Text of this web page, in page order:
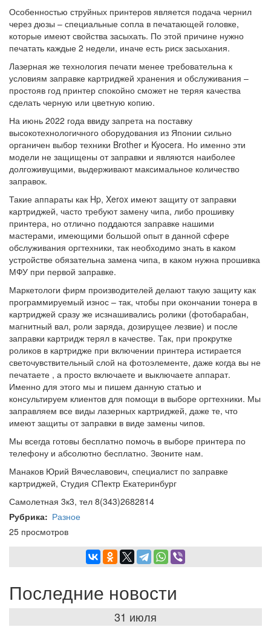
Особенностью струйных принтеров является подача чернил
через дюзы – специальные сопла в печатающей головке,
которые имеют свойства засыхать. По этой причине нужно
печатать каждые 2 недели, иначе есть риск засыхания.
Лазерная же технология печати менее требовательна к
условиям заправке картриджей хранения и обслуживания –
простояв год принтер спокойно сможет не теряя качества
сделать черную или цветную копию.
На июнь 2022 года ввиду запрета на поставку
высокотехнологичного оборудования из Японии сильно
органичен выбор техники Brother и Kyocera. Но именно эти
модели не защищены от заправки и являются наиболее
долгоживущими, выдерживают максимальное количество
заправок.
Такие аппараты как Hp, Xerox имеют защиту от заправки
картриджей, часто требуют замену чипа, либо прошивку
принтера, но отлично поддаются заправке нашими
мастерами, имеющими большой опыт в данной сфере
обслуживания оргтехники, так необходимо знать в каком
устройстве обязательна замена чипа, в каком нужна прошивка
МФУ при первой заправке.
Маркетологи фирм производителей делают такую защиту как
программируемый износ – так, чтобы при окончании тонера в
картриджей сразу же исзнашивались ролики (фотобарабан,
магнитный вал, роли заряда, дозирущее лезвие) и после
заправки картридж терял в качестве. Так, при прокрутке
роликов в картридже при включении принтера истирается
светочувствительный слой на фотоэлементе, даже когда вы не
печатаете , а просто включаете и выключаете аппарат.
Именно для этого мы и пишем данную статью и
консультируем клиентов для помощи в выборе оргтехники. Мы
заправляем все виды лазерных картриджей, даже те, что
имеют защиты от заправки в виде замены чипов.
Мы всегда готовы бесплатно помочь в выборе принтера по
телефону и абсолютно бесплатно. Звоните нам.
Манаков Юрий Вячеславович, специалист по заправке
картриджей, Студия СПектр Екатеринбург
Самолетная 3к3, тел 8(343)2682814
Рубрика
Разное
25 просмотров
Последние новости
31 июля